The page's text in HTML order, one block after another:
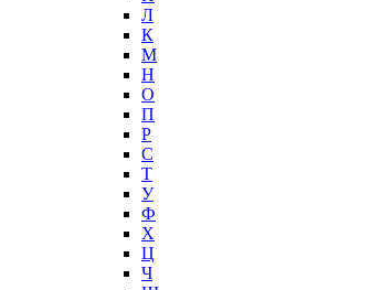
Л
К
М
Н
О
П
Р
С
Т
У
Ф
Х
Ц
Ч